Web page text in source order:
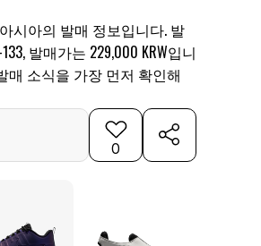
시아의 발매 정보입니다. 발
발매가는 229,000 KRW입니
매 소식을 가장 먼저 확인해
0